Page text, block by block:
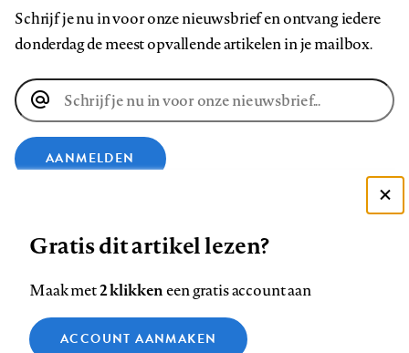
Schrijf je nu in voor onze nieuwsbrief en ontvang iedere
donderdag de meest opvallende artikelen in je mailbox.
E-
mailadres
AANMELDEN
op
op
op
ons
op
Contact Colofon Disclaimer Privacy
Zie onze cookie policy
Gratis dit artikel lezen?
Maak met2 klikkeneen gratis account aan
ACCOUNT AANMAKEN